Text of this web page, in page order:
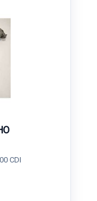
CDI